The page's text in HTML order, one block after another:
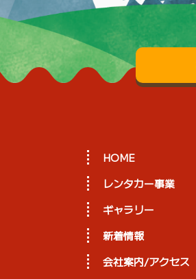
HOME
レンタカー事業
ギャラリー
新着情報
会社案内/アクセス